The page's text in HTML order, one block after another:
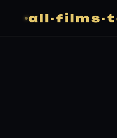
all-films-